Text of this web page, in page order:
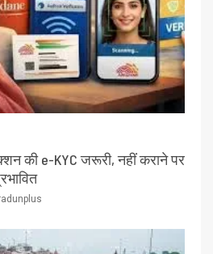
की e-KYC जरूरी, नहीं कराने पर